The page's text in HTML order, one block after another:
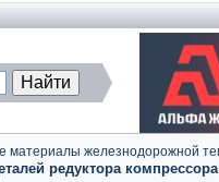
материалы железнодорожной
редуктора